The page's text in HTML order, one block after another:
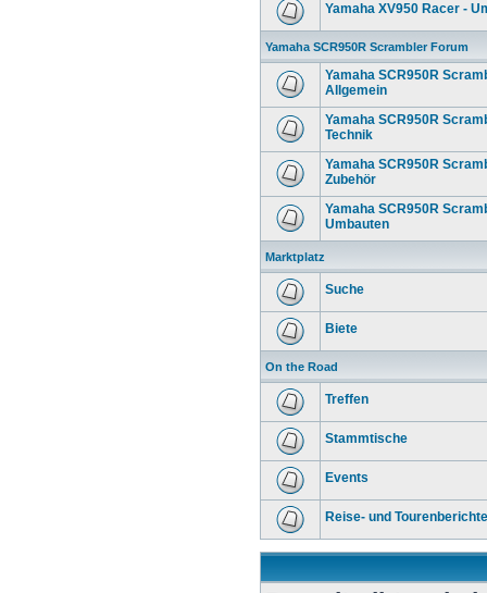
Yamaha XV950 Racer -
Yamaha SCR950R Scrambler Forum
Yamaha SCR950R
Allgemein
Yamaha SCR950R
Technik
Yamaha SCR950R
Zubehör
Yamaha SCR950R
Umbauten
Marktplatz
Suche
Biete
On the Road
Treffen
Stammtische
Events
Reise- und Tourenberichte